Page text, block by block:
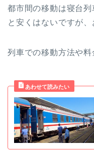
都市間の移動は寝台
と安くはないですが、
列車での移動方法や